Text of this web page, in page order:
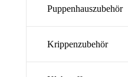
Puppenhauszubehör
Krippenzubehör